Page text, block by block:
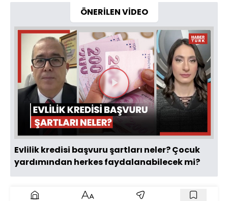
ÖNERİLEN VİDEO
Videoyu
Oynat
Evlilik kredisi başvuru şartları neler? Çocuk
yardımından herkes faydalanabilecek mi?